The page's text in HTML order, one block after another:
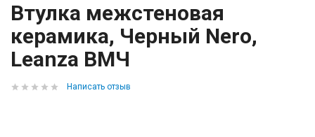
Втулка межстеновая
керамика, Черный Nero,
Leanza ВМЧ
Написать отзыв